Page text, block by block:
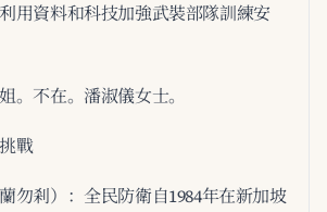
用資料和科技加強武裝部隊訓練安
。不在。潘淑儀女士。
戰
勿剎）：全民防衛自1984年在新加坡